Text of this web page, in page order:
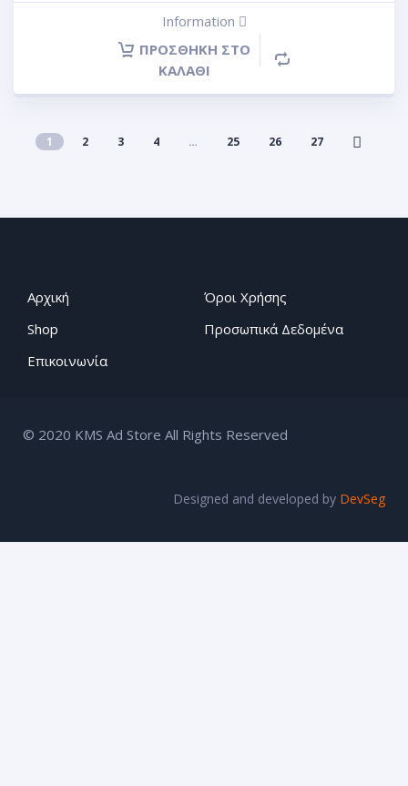
Information
ΠΡΟΣΘΉΚΗ ΣΤΟ
ΚΑΛΆΘΙ
1 2 3 4 … 25 26 27
Αρχική
Shop
Επικοινωνία
Όροι Χρήσης
Προσωπικά Δεδομένα
© 2020 KMS Ad Store All Rights Reserved
Designed and developed by DevSeg